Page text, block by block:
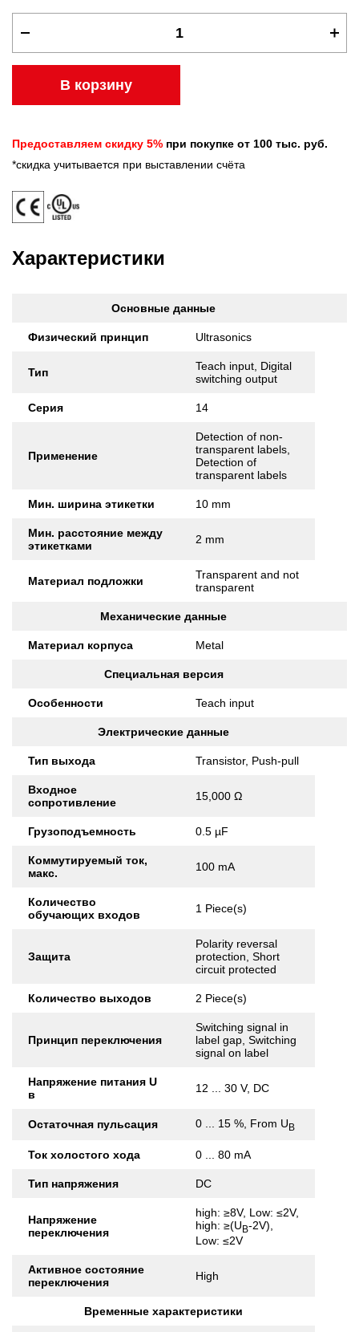
В корзину
Предоставляем скидку 5% при покупке от 100 тыс. руб.
*скидка учитывается при выставлении счёта
Характеристики
Основные данные
Физический принцип Ultrasonics
Тип
Teach input, Digital
switching output
Серия 14
Применение
Detection of non-
transparent labels,
Detection of
transparent labels
Мин. ширина этикетки 10 mm
Мин. расстояние между
этикетками
2 mm
Материал подложки
Transparent and not
transparent
Механические данные
Материал корпуса Metal
Специальная версия
Особенности Teach input
Электрические данные
Тип выхода Transistor, Push-pull
Входное
сопротивление
15,000 Ω
Грузоподъемность 0.5 µF
Коммутируемый ток,
макс.
100 mA
Количество
обучающих входов
1 Piece(s)
Защита
Polarity reversal
protection, Short
circuit protected
Количество выходов 2 Piece(s)
Принцип переключения
Switching signal in
label gap, Switching
signal on label
Напряжение питания U
в
12 ... 30 V, DC
Остаточная пульсация 0 ... 15 %, From UB
Ток холостого хода 0 ... 80 mA
Тип напряжения DC
Напряжение
переключения
high: ≥8V, Low: ≤2V,
high: ≥(UB-2V),
Low: ≤2V
Активное состояние
переключения
High
Временные характеристики